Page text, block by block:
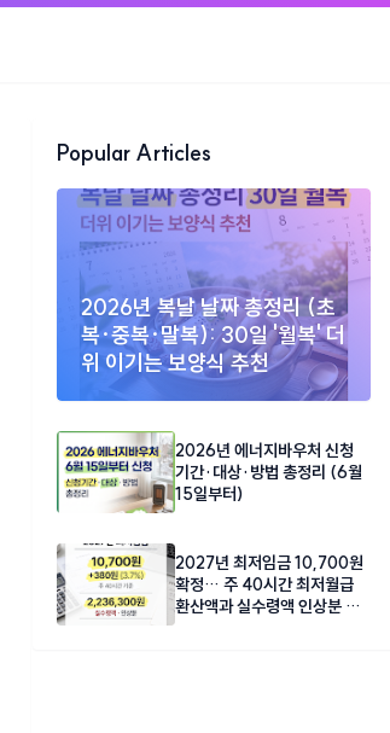
Popular Articles
2026년 복날 날짜 총정리 (초
복·중복·말복): 30일 '월복' 더
위 이기는 보양식 추천
2026년 에너지바우처 신청
기간·대상·방법 총정리 (6월
15일부터)
2027년 최저임금 10,700원
확정… 주 40시간 최저월급
환산액과 실수령액 인상분 총